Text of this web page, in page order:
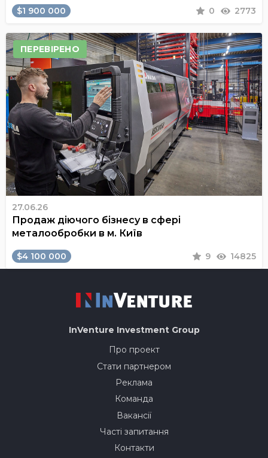
$1 900 000 0 2773
ПЕРЕВІРЕНО
27.06.26
Продаж діючого бізнесу в сфері
металообробки в м. Київ
$4 100 000 9 14825
InVenture Investment Group
Про проект
Стати партнером
Реклама
Команда
Вакансії
Часті запитання
Контакти